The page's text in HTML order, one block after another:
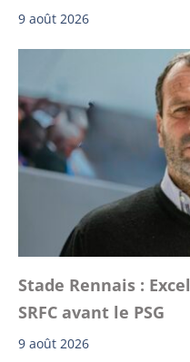
9 août 2026
Stade Rennais :
SRFC avant le PSG
9 août 2026